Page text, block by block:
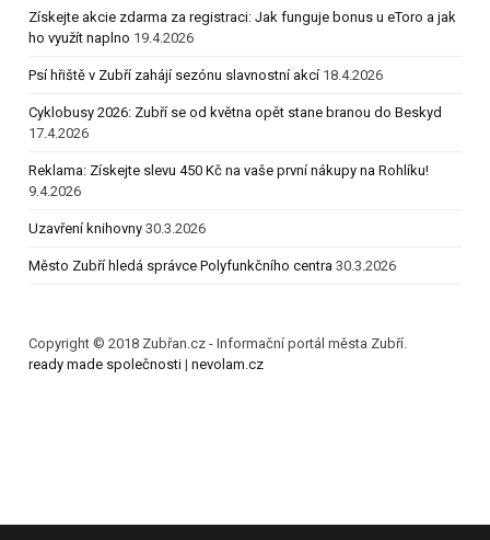
Získejte akcie zdarma za registraci: Jak funguje bonus u eToro a jak
ho využít naplno 19.4.2026
Psí hřiště v Zubří zahájí sezónu slavnostní akcí 18.4.2026
Cyklobusy 2026: Zubří se od května opět stane branou do Beskyd
17.4.2026
Reklama: Získejte slevu 450 Kč na vaše první nákupy na Rohlíku!
9.4.2026
Uzavření knihovny 30.3.2026
Město Zubří hledá správce Polyfunkčního centra 30.3.2026
Copyright © 2018 Zubřan.cz - Informační portál města Zubří.
ready made společnosti | nevolam.cz